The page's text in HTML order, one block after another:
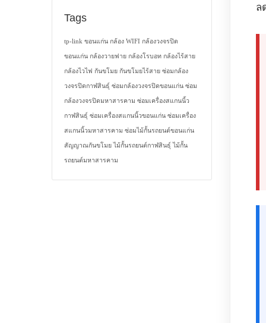
Tags
tp-link ขอนแก่น กล้อง WIFI กล้องวงจรปิด
ขอนแก่น กล้องวายฟาย กล้องโรบอท กล้องไร้สาย
กล้องไวไฟ กันขโมย กันขโมยไร้สาย ซ่อมกล้อง
วงจรปิดกาฬสินธุ์ ซ่อมกล้องวงจรปิดขอนแก่น ซ่อม
กล้องวงจรปิดมหาสารคาม ซ่อมเครื่องสแกนนิ้ว
กาฬสินธุ์ ซ่อมเครื่องสแกนนิ้วขอนแก่น ซ่อมเครื่อง
สแกนนิ้วมหาสารคาม ซ่อมไม้กั้นรถยนต์ขอนแก่น
สัญญาณกันขโมย ไม้กั้นรถยนต์กาฬสินธุ์ ไม้กั้น
รถยนต์มหาสารคาม
ล